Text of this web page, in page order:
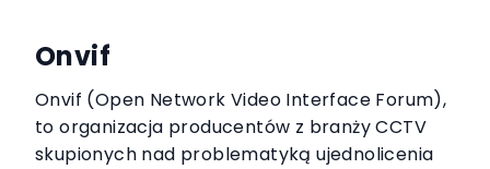
Onvif
Onvif (Open Network Video Interface Forum),
to organizacja producentów z branży CCTV
skupionych nad problematyką ujednolicenia